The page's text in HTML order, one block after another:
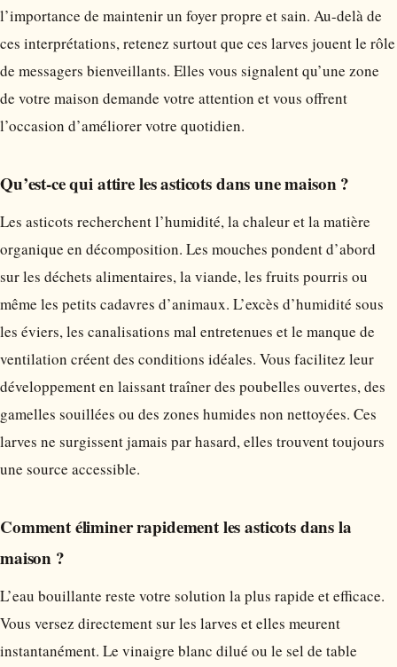
l’importance de maintenir un foyer propre et sain. Au-delà de
ces interprétations, retenez surtout que ces larves jouent le rôle
de messagers bienveillants. Elles vous signalent qu’une zone
de votre maison demande votre attention et vous offrent
l’occasion d’améliorer votre quotidien.
Qu’est-ce qui attire les asticots dans une maison ?
Les asticots recherchent l’humidité, la chaleur et la matière
organique en décomposition. Les mouches pondent d’abord
sur les déchets alimentaires, la viande, les fruits pourris ou
même les petits cadavres d’animaux. L’excès d’humidité sous
les éviers, les canalisations mal entretenues et le manque de
ventilation créent des conditions idéales. Vous facilitez leur
développement en laissant traîner des poubelles ouvertes, des
gamelles souillées ou des zones humides non nettoyées. Ces
larves ne surgissent jamais par hasard, elles trouvent toujours
une source accessible.
Comment éliminer rapidement les asticots dans la
maison ?
L’eau bouillante reste votre solution la plus rapide et efficace.
Vous versez directement sur les larves et elles meurent
instantanément. Le vinaigre blanc dilué ou le sel de table